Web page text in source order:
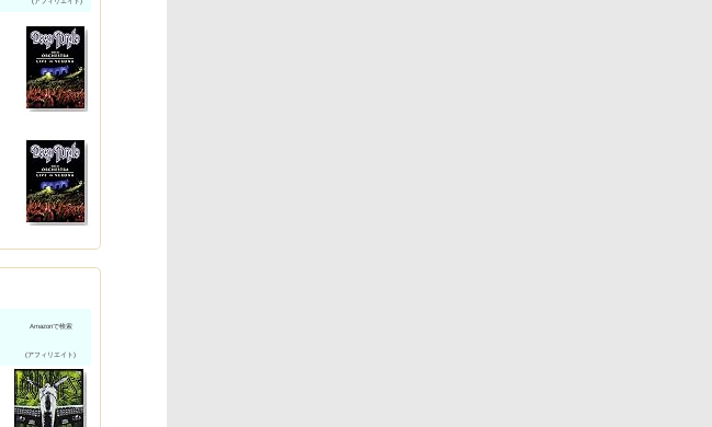
Amazonで検索
(アフィリエイト)